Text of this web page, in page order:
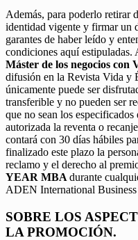
Además, para poderlo retirar
identidad vigente y firmar un
garantes de haber leído y
condiciones aquí
Máster de los negocios
difusión en la Revista Vida y
únicamente puede ser
transferible y no pueden ser
que no sean los
autorizada la reventa o
contará con 30 días hábiles
finalizado este plazo la
reclamo y el derecho al
YEAR MBA durante
ADEN International
SOBRE LOS
LA PROMOCIÓN.